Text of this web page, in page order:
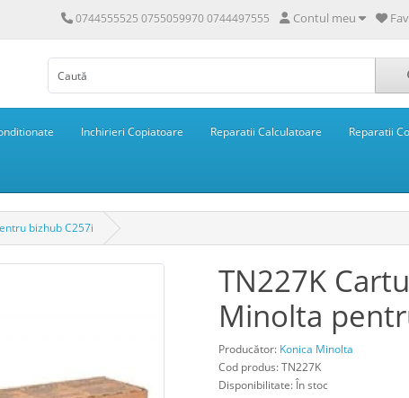
0744555525 0755059970 0744497555 Contul meu
Inchirieri Copiatoare Reparatii Calculatoare Reparatii
bizhub C257i
TN227K
Minolta
Producător: Konica Minolta
Cod produs: TN227K
Disponibilitate: În stoc